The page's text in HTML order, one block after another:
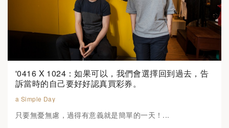
'0416 X 1024：如果可以，我們會選擇回到過去，告
訴當時的自己要好好認真買彩券。
a Simple Day
只要無憂無慮，過得有意義就是簡單的一天！...